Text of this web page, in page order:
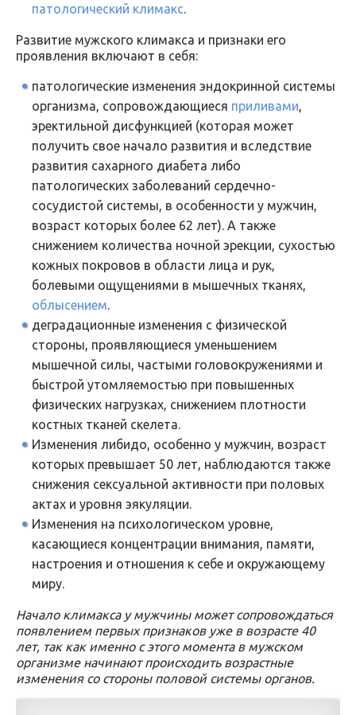
патологический климакс.
Развитие мужского климакса и признаки его
проявления включают в себя:
патологические изменения эндокринной системы
организма, сопровождающиеся приливами,
эректильной дисфункцией (которая может
получить свое начало развития и вследствие
развития сахарного диабета либо
патологических заболеваний сердечно-
сосудистой системы, в особенности у мужчин,
возраст которых более 62 лет). А также
снижением количества ночной эрекции, сухостью
кожных покровов в области лица и рук,
болевыми ощущениями в мышечных тканях,
облысением.
деградационные изменения с физической
стороны, проявляющиеся уменьшением
мышечной силы, частыми головокружениями и
быстрой утомляемостью при повышенных
физических нагрузках, снижением плотности
костных тканей скелета.
Изменения либидо, особенно у мужчин, возраст
которых превышает 50 лет, наблюдаются также
снижения сексуальной активности при половых
актах и уровня эякуляции.
Изменения на психологическом уровне,
касающиеся концентрации внимания, памяти,
настроения и отношения к себе и окружающему
миру.
Начало климакса у мужчины может сопровождаться
появлением первых признаков уже в возрасте 40
лет, так как именно с этого момента в мужском
организме начинают происходить возрастные
изменения со стороны половой системы органов.